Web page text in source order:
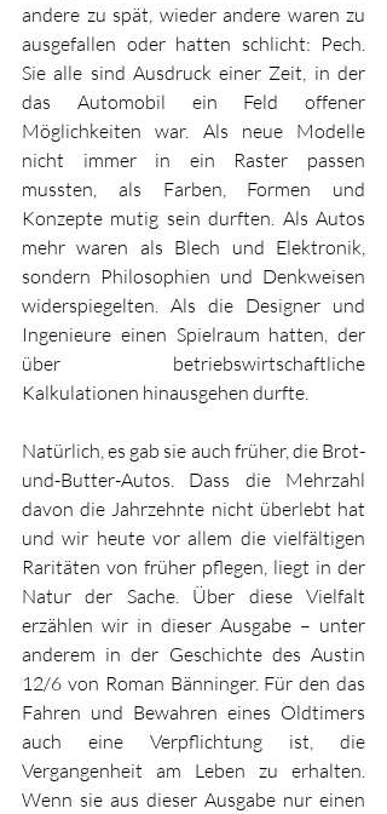
andere zu spät, wieder andere waren zu
ausgefallen oder hatten schlicht: Pech.
Sie alle sind Ausdruck einer Zeit, in der
das Automobil ein Feld offener
Möglichkeiten war. Als neue Modelle
nicht immer in ein Raster passen
mussten, als Farben, Formen und
Konzepte mutig sein durften. Als Autos
mehr waren als Blech und Elektronik,
sondern Philosophien und Denkweisen
widerspiegelten. Als die Designer und
Ingenieure einen Spielraum hatten, der
über betriebswirtschaftliche
Kalkulationen hinausgehen durfte.
Natürlich, es gab sie auch früher, die Brot-
und-Butter-Autos. Dass die Mehrzahl
davon die Jahrzehnte nicht überlebt hat
und wir heute vor allem die vielfältigen
Raritäten von früher pflegen, liegt in der
Natur der Sache. Über diese Vielfalt
erzählen wir in dieser Ausgabe – unter
anderem in der Geschichte des Austin
12/6 von Roman Bänninger. Für den das
Fahren und Bewahren eines Oldtimers
auch eine Verpflichtung ist, die
Vergangenheit am Leben zu erhalten.
Wenn sie aus dieser Ausgabe nur einen